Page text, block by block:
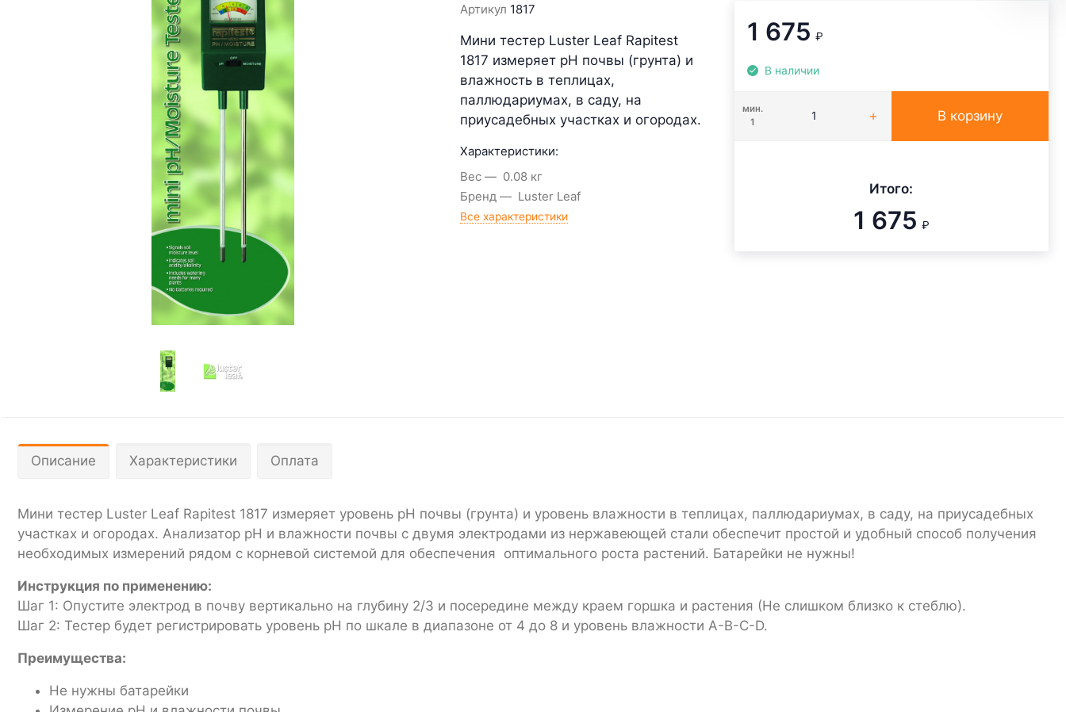
Артикул 1817
Мини тестер Luster Leaf Rapitest
1817 измеряет pH почвы (грунта) и
влажность в теплицах,
паллюдариумах, в саду, на
приусадебных участках и огородах.
Характеристики:
Вес
0.08 кг
Бренд
Luster Leaf
Все характеристики
1 675 ₽
В наличии
мин.
1
В корзину
Итого:
1 675 ₽
Описание Характеристики Оплата
Мини тестер Luster Leaf Rapitest 1817 измеряет уровень pH почвы (грунта) и уровень влажности в теплицах, паллюдариумах, в саду, на приусадебных
участках и огородах. Анализатор pH и влажности почвы с двумя электродами из нержавеющей стали обеспечит простой и удобный способ получения
необходимых измерений рядом с корневой системой для обеспечения оптимального роста растений. Батарейки не нужны!
Инструкция по применению:
Шаг 1: Опустите электрод в почву вертикально на глубину 2/3 и посередине между краем горшка и растения (Не слишком близко к стеблю).
Шаг 2: Тестер будет регистрировать уровень pH по шкале в диапазоне от 4 до 8 и уровень влажности A-B-C-D.
Преимущества:
Не нужны батарейки